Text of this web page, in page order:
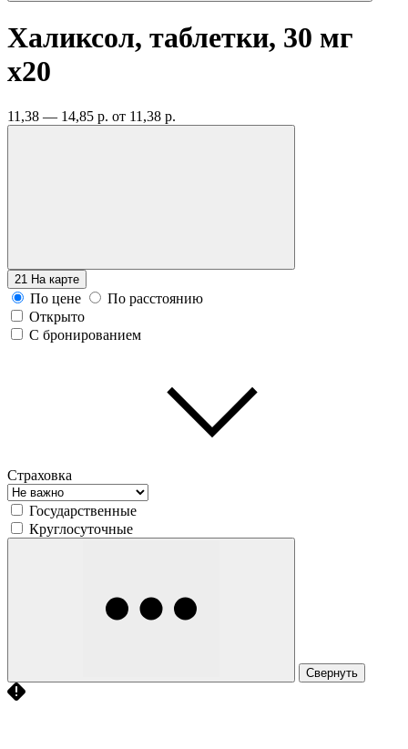
Халиксол, таблетки, 30 мг
x20
11,38 — 14,85 р. от 11,38 р.
21 На карте
По цене
По расстоянию
Открыто
С бронированием
Страховка
Государственные
Круглосуточные
Свернуть